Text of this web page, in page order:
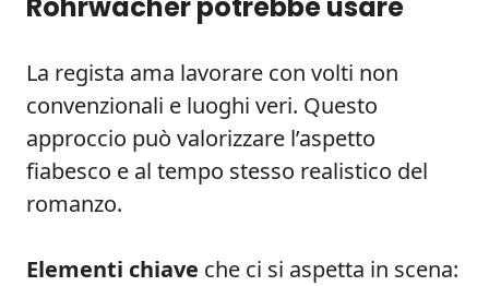
La regista ama lavorare con volti non
convenzionali e luoghi veri. Questo
approccio può valorizzare l’aspetto
fiabesco e al tempo stesso realistico del
romanzo.
Elementi chiave che ci si aspetta in scena: